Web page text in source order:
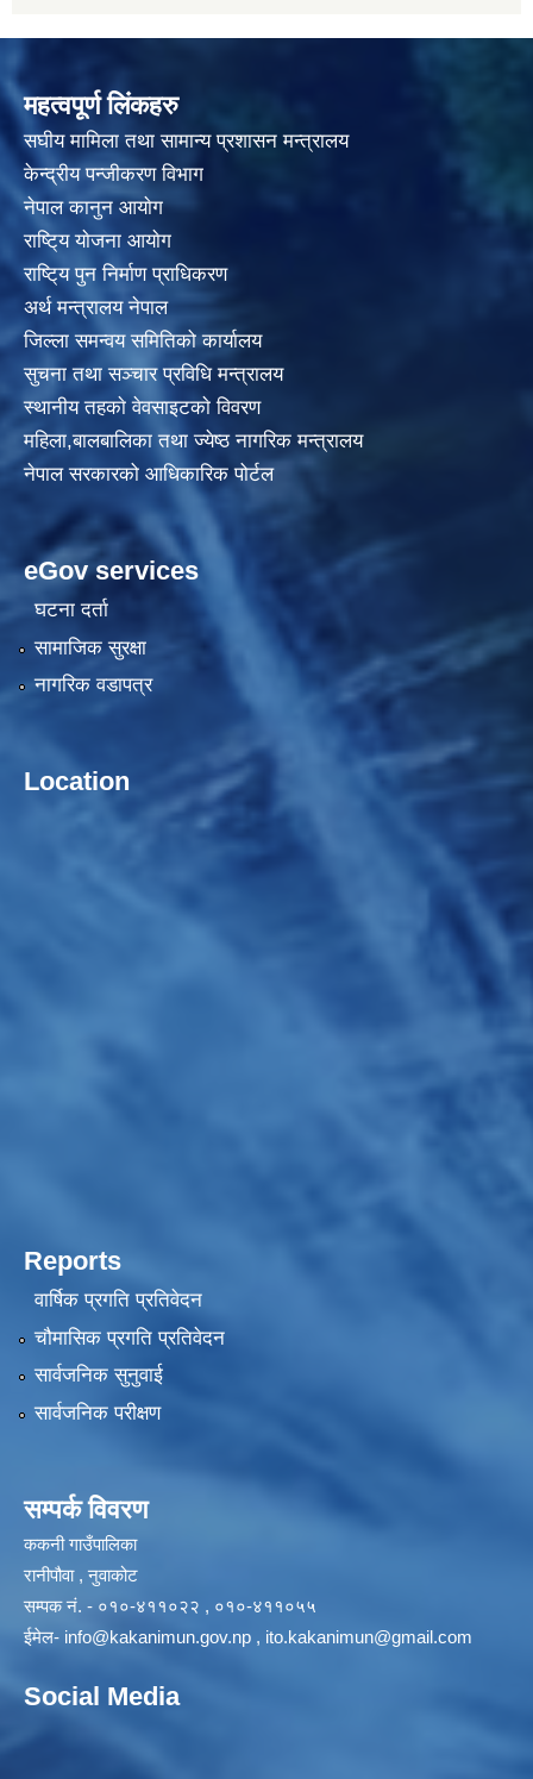
महत्वपूर्ण लिंकहरु
स‌घीय मामिला तथा सामान्य प्रशासन मन्त्रालय
केन्द्रीय पन्जीकरण विभाग
नेपाल कानुन आयाेग
राष्टि्य याेजना आयाेग
राष्टि्य पुन निर्माण प्राधिकरण
अर्थ मन्त्रालय नेपाल
जिल्ला समन्वय समितिको कार्यालय
सुचना तथा सञ्चार प्रविधि मन्त्रालय
स्थानीय तहकाे वेवसाइटकाे विवरण
महिला,बालबालिका तथा ज्येष्ठ नागरिक मन्त्रालय
नेपाल सरकारको आधिकारिक पोर्टल
eGov services
घटना दर्ता
सामाजिक सुरक्षा
नागरिक वडापत्र
Location
Reports
वार्षिक प्रगति प्रतिवेदन
चौमासिक प्रगति प्रतिवेदन
सार्वजनिक सुनुवाई
सार्वजनिक परीक्षण
सम्पर्क विवरण
ककनी गाउँपालिका
रानीपौवा , नुवाकोट
सम्पक नं. - ०१०-४११०२२ , ०१०-४११०५५
ईमेल- info@kakanimun.gov.np , ito.kakanimun@gmail.com
Social Media